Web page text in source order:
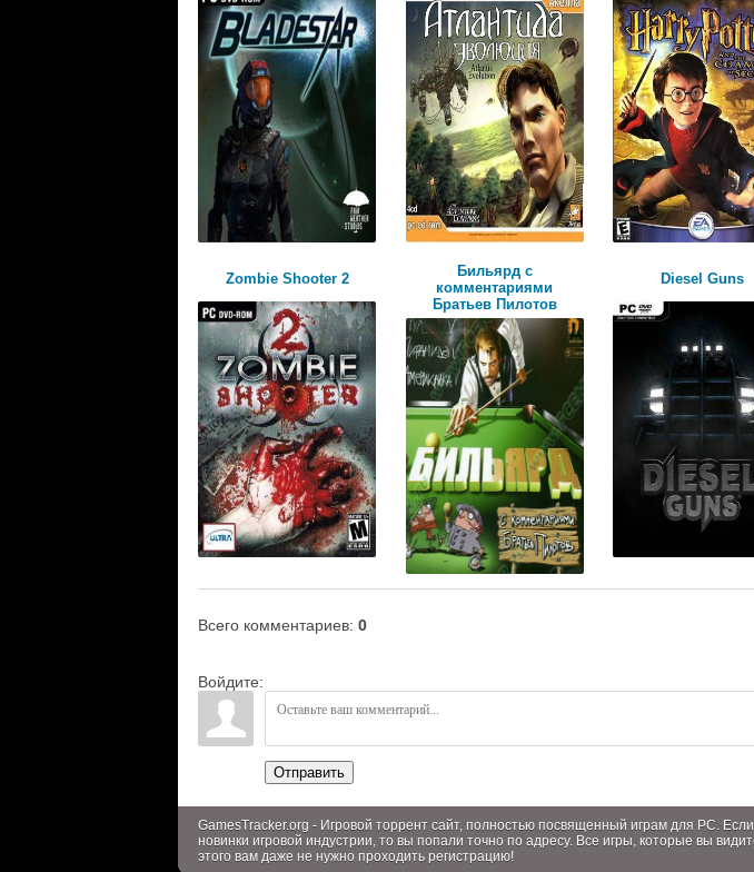
Zombie Shooter 2
Бильярд c
комментариями
Братьев Пилотов
Diesel Guns
Всего комментариев: 0
Войдите:
Отправить
GamesTracker.org - Игровой торрент сайт, полностью посвященный играм для PC.
новинки игровой индустрии, то вы попали точно по адресу. Все игры, которые вы
этого вам даже не нужно проходить регистрацию!